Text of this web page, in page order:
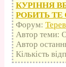
КУРІННЯ
РОБИТЬ ТЕ
Форум:
Автор теми:
Автор
Кількість